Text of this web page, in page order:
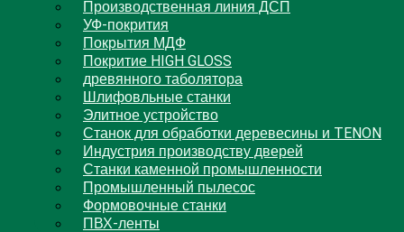
Производственная линия ДСП
УФ-покрития
Покрытия МДФ
Покритие HIGH GLOSS
древянного таболятора
Шлифовльные станки
Элитное устройство
Станок для обработки деревесины и TENON
Индустрия производству дверей
Станки каменной промышленности
Промышленный пылесос
Формовочные станки
ПВХ-ленты